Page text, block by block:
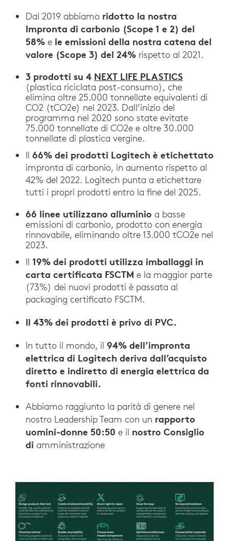
Dal 2019 abbiamo ridotto la nostra
Impronta di carbonio (Scope 1 e 2) del
58%e le emissioni della nostra catena del
valore (Scope 3) del 24%rispetto al 2021.
3 prodotti su 4 NEXT LIFE PLASTICS
(plastica riciclata post-consumo), che
elimina oltre 25.000 tonnellate equivalenti di
CO2 (tCO2e) nel 2023. Dall’inizio del
programma nel 2020 sono state evitate
75.000 tonnellate di CO2e e oltre 30.000
tonnellate di plastica vergine.
Il 66% dei prodotti Logitech è etichettato
impronta di carbonio, in aumento rispetto al
42% del 2022. Logitech punta a etichettare
tutti i propri prodotti entro la fine del 2025.
66 linee utilizzano alluminio a basse
emissioni di carbonio, prodotto con energia
rinnovabile, eliminando oltre 13.000 tCO2e nel
2023.
Il 19% dei prodotti utilizza imballaggi in
carta certificata FSCTM e la maggior parte
(73%) dei nuovi prodotti è passata al
packaging certificato FSCTM.
Il 43% dei prodotti è privo di PVC.
In tutto il mondo, il 94% dell’impronta
elettrica di Logitech deriva dall’acquisto
diretto e indiretto di energia elettrica da
fonti rinnovabili.
Abbiamo raggiunto la parità di genere nel
nostro Leadership Team con un rapporto
uomini-donne 50:50 e il nostro Consiglio
di amministrazione